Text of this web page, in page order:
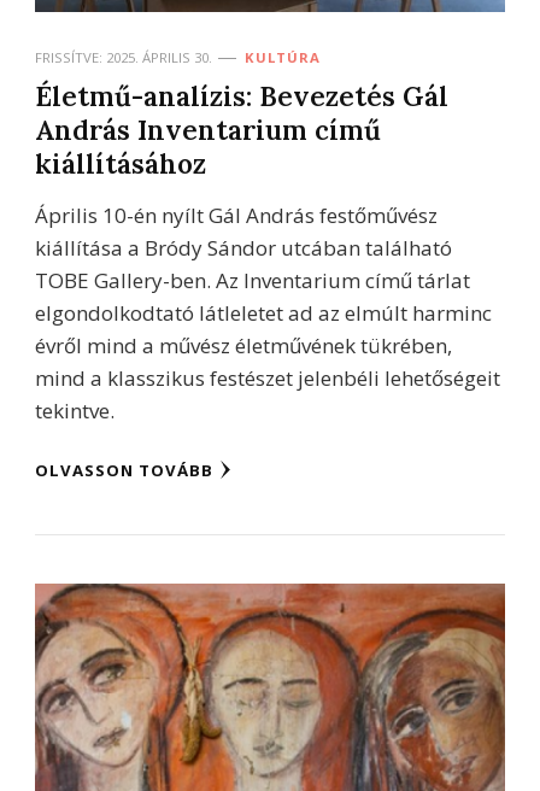
FRISSÍTVE: 2025. ÁPRILIS 30. KULTÚRA
Életmű-analízis: Bevezetés Gál
András Inventarium című
kiállításához
Április 10-én nyílt Gál András festőművész
kiállítása a Bródy Sándor utcában található
TOBE Gallery-ben. Az Inventarium című tárlat
elgondolkodtató látleletet ad az elmúlt harminc
évről mind a művész életművének tükrében,
mind a klasszikus festészet jelenbéli lehetőségeit
tekintve.
OLVASSON TOVÁBB